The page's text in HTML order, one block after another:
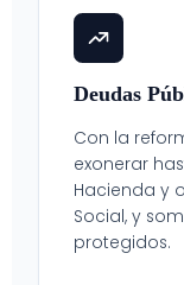
Deudas
Con la
exonerar
Hacienda y
Social, y
protegidos.